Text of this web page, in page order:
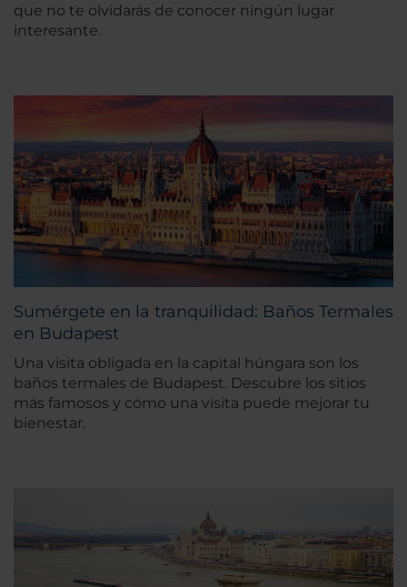
que no te olvidarás de conocer ningún lugar
interesante.
Sumérgete en la tranquilidad: Baños Termales
en Budapest
Una visita obligada en la capital húngara son los
baños termales de Budapest. Descubre los sitios
más famosos y cómo una visita puede mejorar tu
bienestar.